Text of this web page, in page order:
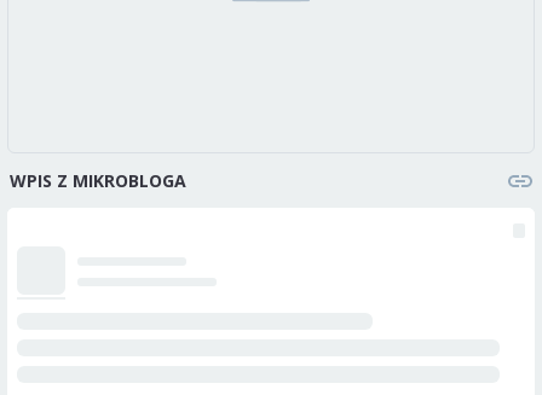
WPIS Z MIKROBLOGA